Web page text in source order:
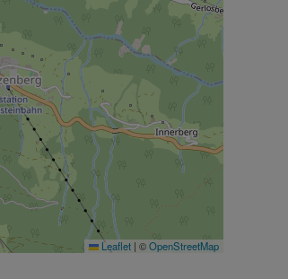
Leaflet | ©OpenStreetMap